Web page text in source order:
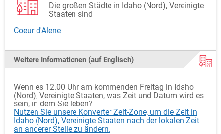
Die großen Städte in Idaho (Nord), Vereinigte
Staaten sind
Coeur d'Alene
Weitere Informationen (auf Englisch)
Wenn es 12.00 Uhr am kommenden Freitag in Idaho
(Nord), Vereinigte Staaten, was Zeit und Datum wird es
sein, in dem Sie leben?
Nutzen Sie unsere Konverter Zeit-Zone, um die Zeit in
Idaho (Nord), Vereinigte Staaten nach der lokalen Zeit
an anderer Stelle zu ändern.